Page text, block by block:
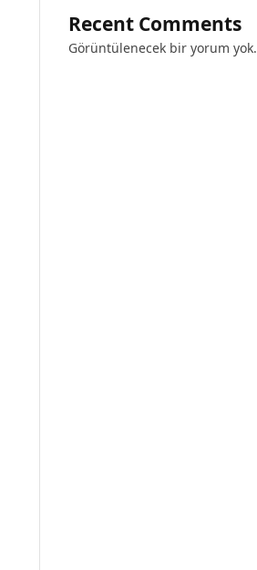
Recent Comments
Görüntülenecek bir yorum yok.